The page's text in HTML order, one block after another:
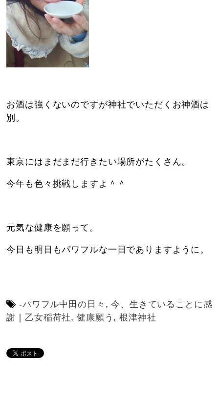
お酒は強くないのですが神社でいただくお神酒は
別。
東京にはまだまだ行きたい場所がたくさん。
今年も色々挑戦しますよ＾＾
元気な健康を願って。
今日も明日もパワフルな一日でありますように。
-パワフル中田の日々 ,今、生きていることに感
謝
乙女稲荷社,健康願う ,根津神社